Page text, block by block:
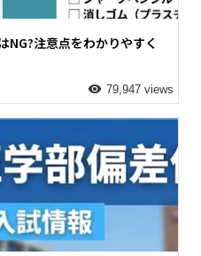
NG?注意点をわかりやすく
79,947 views